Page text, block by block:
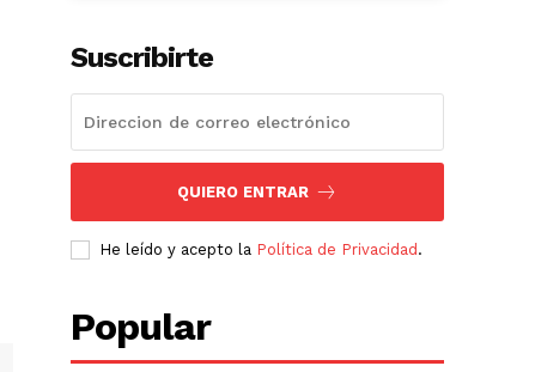
Suscribirte
QUIERO ENTRAR
He leído y acepto la Política de Privacidad .
Popular